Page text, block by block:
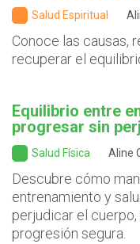
Salud Espiritual
Conoce las causas,
recuperar el
Equilibrio entre
progresar sin
Salud Física Aline
Descubre cómo
entrenamiento y
perjudicar el
progresión segura.